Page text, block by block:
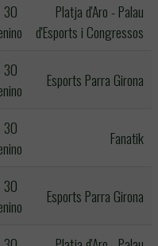
30
Platja d'Aro - Palau
d'Esports i Congressos
30
Esports Parra Girona
30
Fanatik
30
Esports Parra Girona